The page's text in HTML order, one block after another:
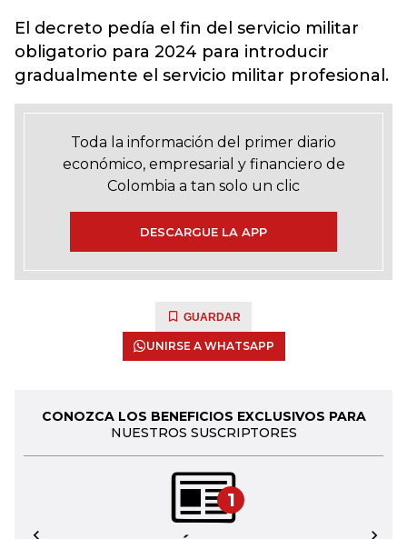
El decreto pedía el fin del servicio militar
obligatorio para 2024 para introducir
gradualmente el servicio militar profesional.
Toda la información del primer diario
económico, empresarial y financiero de
Colombia a tan solo un clic
DESCARGUE LA APP
GUARDAR
UNIRSE A WHATSAPP
CONOZCA LOS BENEFICIOS EXCLUSIVOS PARA
NUESTROS SUSCRIPTORES
1